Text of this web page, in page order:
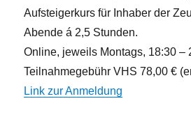
Aufsteigerkurs für Inhaber der
Abende á 2,5 Stunden.
Online, jeweils Montags, 18:30 –
Teilnahmegebühr VHS 78,00 €
Link zur Anmeldung